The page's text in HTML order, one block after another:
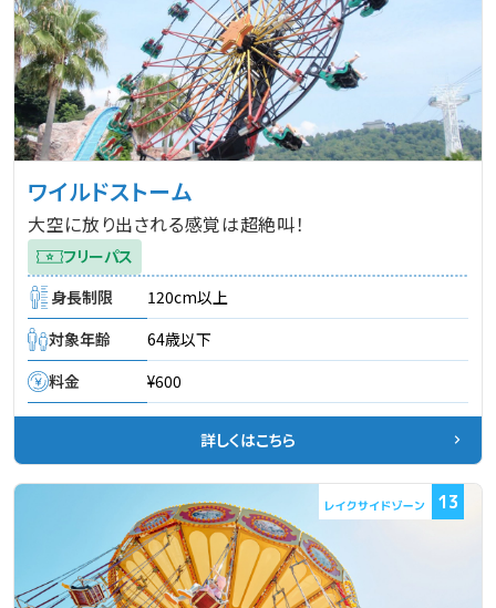
ワイルドストーム
大空に放り出される感覚は超絶叫！
フリーパス
身長制限
120cm以上
対象年齢
64歳以下
料金
¥600
詳しくはこちら
13